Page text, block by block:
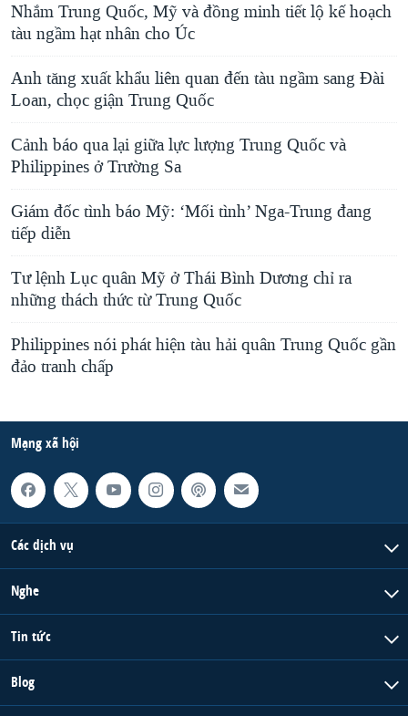
Nhắm Trung Quốc, Mỹ và đồng minh tiết lộ kế hoạch
tàu ngầm hạt nhân cho Úc
Anh tăng xuất khẩu liên quan đến tàu ngầm sang Đài
Loan, chọc giận Trung Quốc
Cảnh báo qua lại giữa lực lượng Trung Quốc và
Philippines ở Trường Sa
Giám đốc tình báo Mỹ: ‘Mối tình’ Nga-Trung đang
tiếp diễn
Tư lệnh Lục quân Mỹ ở Thái Bình Dương chỉ ra
những thách thức từ Trung Quốc
Philippines nói phát hiện tàu hải quân Trung Quốc gần
đảo tranh chấp
Mạng xã hội
Các dịch vụ
Nghe
Tin tức
Blog